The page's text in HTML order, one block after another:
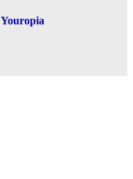
Youropia